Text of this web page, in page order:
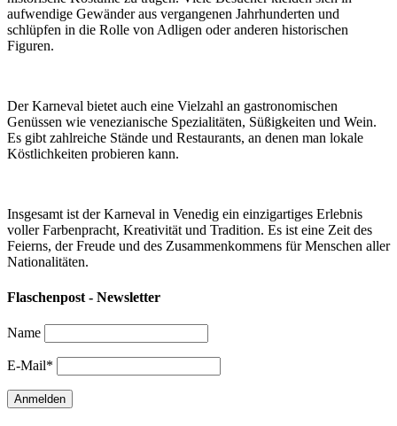
aufwendige Gewänder aus vergangenen Jahrhunderten und
schlüpfen in die Rolle von Adligen oder anderen historischen
Figuren.
Der Karneval bietet auch eine Vielzahl an gastronomischen
Genüssen wie venezianische Spezialitäten, Süßigkeiten und Wein.
Es gibt zahlreiche Stände und Restaurants, an denen man lokale
Köstlichkeiten probieren kann.
Insgesamt ist der Karneval in Venedig ein einzigartiges Erlebnis
voller Farbenpracht, Kreativität und Tradition. Es ist eine Zeit des
Feierns, der Freude und des Zusammenkommens für Menschen aller
Nationalitäten.
Flaschenpost - Newsletter
Name
E-Mail*